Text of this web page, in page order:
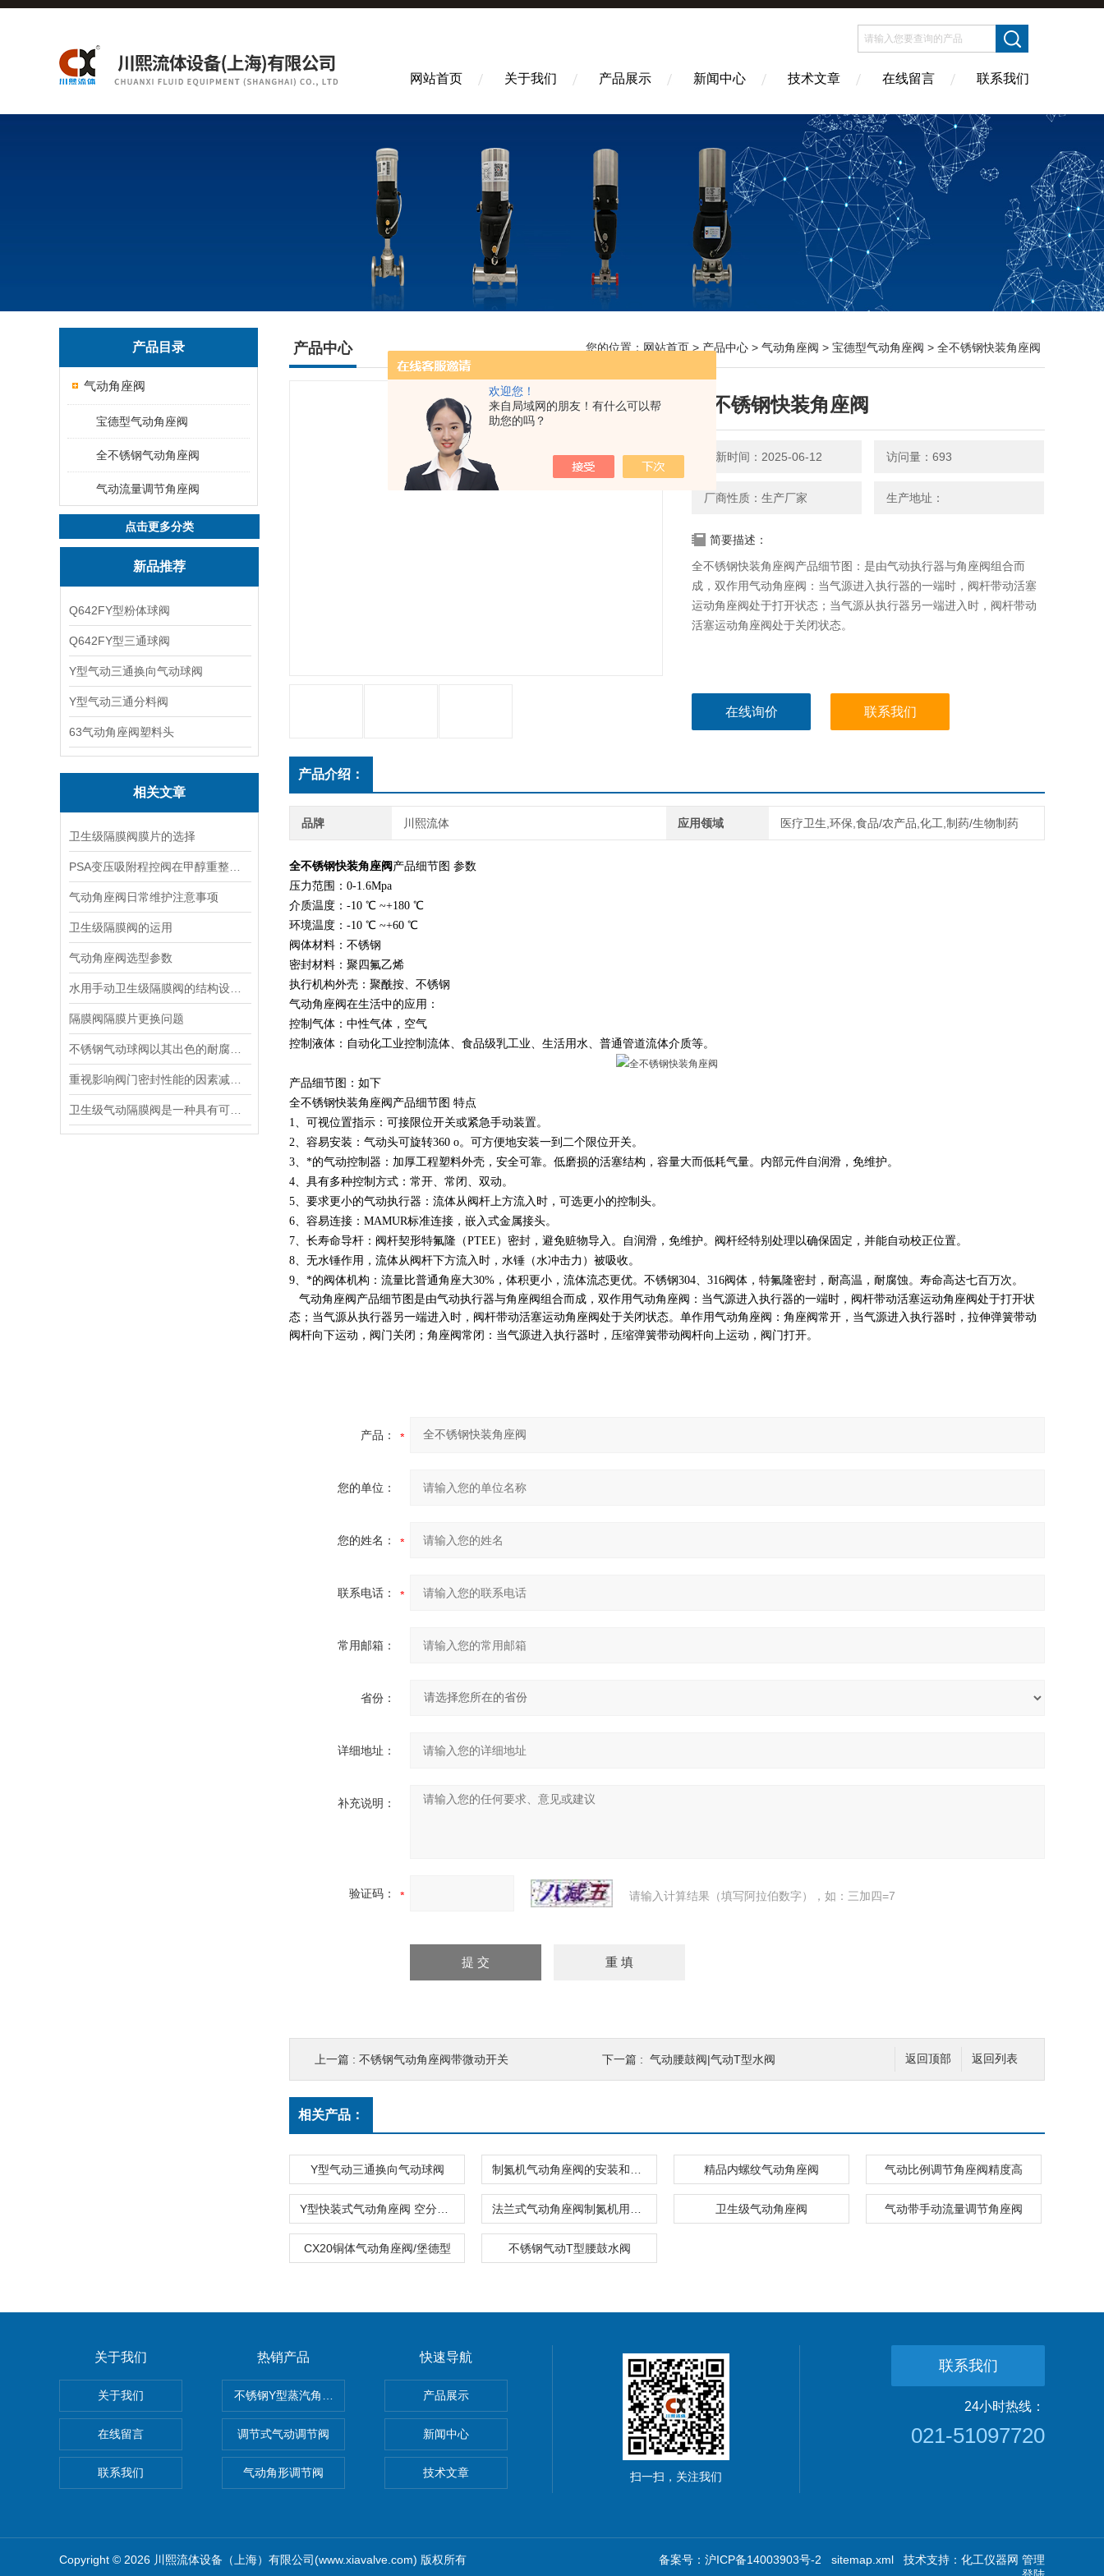
欢迎您！
来自局域网的朋友！有什么可以帮
助您的吗？
网站首页 关于我们 产品展示 新闻中心 技术文章 在线留言 联系我们
产品目录
气动角座阀
宝德型气动角座阀
全不锈钢气动角座阀
气动流量调节角座阀
点击更多分类
新品推荐
Q642FY型粉体球阀
Q642FY型三通球阀
Y型气动三通换向气动球阀
Y型气动三通分料阀
63气动角座阀塑料头
相关文章
卫生级隔膜阀膜片的选择
气动角座阀日常维护注意事项
卫生级隔膜阀的运用
气动角座阀选型参数
隔膜阀隔膜片更换问题
产品中心 您的位置： 网站首页 > 产品中心 > 气动角座阀 > 宝德型气动角座阀 > 全不锈钢快装角座阀
全不锈钢快装角座阀
更新时间：2025-06-12 访问量：693
厂商性质：生产厂家 生产地址：
简要描述：
全不锈钢快装角座阀产品细节图：是由气动执行器与角座阀组合而
成，双作用气动角座阀：当气源进入执行器的一端时，阀杆带动活塞
运动角座阀处于打开状态；当气源从执行器另一端进入时，阀杆带动
活塞运动角座阀处于关闭状态。
在线询价 联系我们
产品介绍：
品牌 川熙流体 应用领域 医疗卫生,环保,食品/农产品,化工,制药/生物制药
全不锈钢快装角座阀 产品细节图 参数
压力范围：0-1.6Mpa
介质温度：-10 ℃ ~+180 ℃
环境温度：-10 ℃ ~+60 ℃
阀体材料：不锈钢
密封材料：聚四氟乙烯
执行机构外壳：聚酰按、不锈钢
气动角座阀在生活中的应用：
控制气体：中性气体，空气
控制液体：自动化工业控制流体、食品级乳工业、生活用水、普通管道流体介质等。
产品细节图：如下
全不锈钢快装角座阀产品细节图 特点
1、可视位置指示：可接限位开关或紧急手动装置。
2、容易安装：气动头可旋转360 o。可方便地安装一到二个限位开关。
3、*的气动控制器：加厚工程塑料外壳，安全可靠。低磨损的活塞结构，容量大而低耗气量。内部元件自润滑，免维护。
4、具有多种控制方式：常开、常闭、双动。
5、要求更小的气动执行器：流体从阀杆上方流入时，可选更小的控制头。
6、容易连接：MAMUR标准连接，嵌入式金属接头。
7、长寿命导杆：阀杆契形特氟隆（PTEE）密封，避免赃物导入。自润滑，免维护。阀杆经特别处理以确保固定，并能自动校正位置。
8、无水锤作用，流体从阀杆下方流入时，水锤（水冲击力）被吸收。
9、*的阀体机构：流量比普通角座大30%，体积更小，流体流态更优。不锈钢304、316阀体，特氟隆密封，耐高温，耐腐蚀。寿命高达七百万次。
气动角座阀产品细节图 是由气动执行器与角座阀组合而成，双作用气动角座阀：当气源进入执行器的一端时，阀杆带动活塞运动角座阀处于打开状
态；当气源从执行器另一端进入时，阀杆带动活塞运动角座阀处于关闭状态。单作用气动角座阀：角座阀常开，当气源进入执行器时，拉伸弹簧带动
阀杆向下运动，阀门关闭；角座阀常闭：当气源进入执行器时，压缩弹簧带动阀杆向上运动，阀门打开。
产品：
您的单位：
您的姓名：
联系电话：
常用邮箱：
省份：
详细地址：
补充说明：
验证码： 请输入计算结果（填写阿拉伯数字），如：三加四=7
返回列表
返回顶部
上一篇 : 不锈钢气动角座阀带微动开关 下一篇 : 气动腰鼓阀|气动T型水阀
相关产品：
Y型气动三通换向气动球阀 精品内螺纹气动角座阀 气动比例调节角座阀精度高
卫生级气动角座阀 气动带手动流量调节角座阀
CX20铜体气动角座阀/堡德型 不锈钢气动T型腰鼓水阀
关于我们
关于我们
在线留言
联系我们
热销产品
不锈钢Y型蒸汽角座阀
调节式气动调节阀
气动角形调节阀
快速导航
产品展示
新闻中心
技术文章 扫一扫，关注我们
联系我们
24小时热线：
021-51097720
Copyright © 2026 川熙流体设备（上海）有限公司(www.xiavalve.com) 版权所有 备案号：沪ICP备14003903号-2 sitemap.xml 技术支持： 化工仪器网 管理